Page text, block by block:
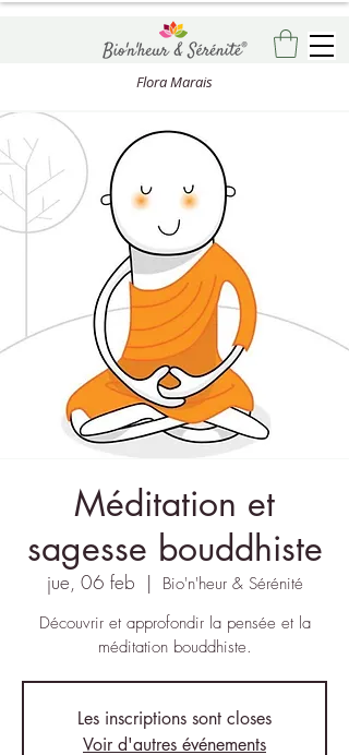
Flora Marais
Méditation et
sagesse bouddhiste
jue, 06 feb
  |
Bio'n'heur & Sérénité
Découvrir et approfondir la pensée et la
méditation bouddhiste.
Les inscriptions sont closes
Voir d'autres événements